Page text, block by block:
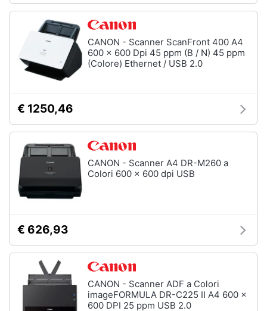
CANON - Scanner ScanFront 400 A4
600 x 600 Dpi 45 ppm (B / N) 45 ppm
(Colore) Ethernet / USB 2.0
€ 1250,46
CANON - Scanner A4 DR-M260 a
Colori 600 x 600 dpi USB
€ 626,93
CANON - Scanner ADF a Colori
imageFORMULA DR-C225 II A4 600 x
600 DPI 25 ppm USB 2.0